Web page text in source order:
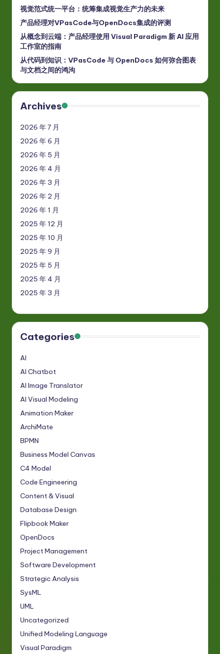
视觉范式统一平台：统筹集成视觉生产力的未来
产品经理对VPasCode与OpenDocs集成的评测
从概念到云端：产品经理使用 Visual Paradigm 新 AI 应用
工作室的指南
从代码到知识：VPasCode 与 OpenDocs 如何弥合图表
与文档之间的鸿沟
Archives
2026 年 7 月
2026 年 6 月
2026 年 5 月
2026 年 4 月
2026 年 3 月
2026 年 2 月
2026 年 1 月
2025 年 12 月
2025 年 10 月
2025 年 9 月
2025 年 5 月
2025 年 4 月
2025 年 3 月
Categories
AI
AI Chatbot
AI Image Translator
AI Visual Modeling
Animation Maker
ArchiMate
BPMN
Business Model Canvas
C4 Model
Code Engineering
Content & Visual
Database Design
Flipbook Maker
OpenDocs
Project Management
Software Development
Strategic Analysis
SysML
UML
Uncategorized
Unified Modeling Language
Visual Paradigm